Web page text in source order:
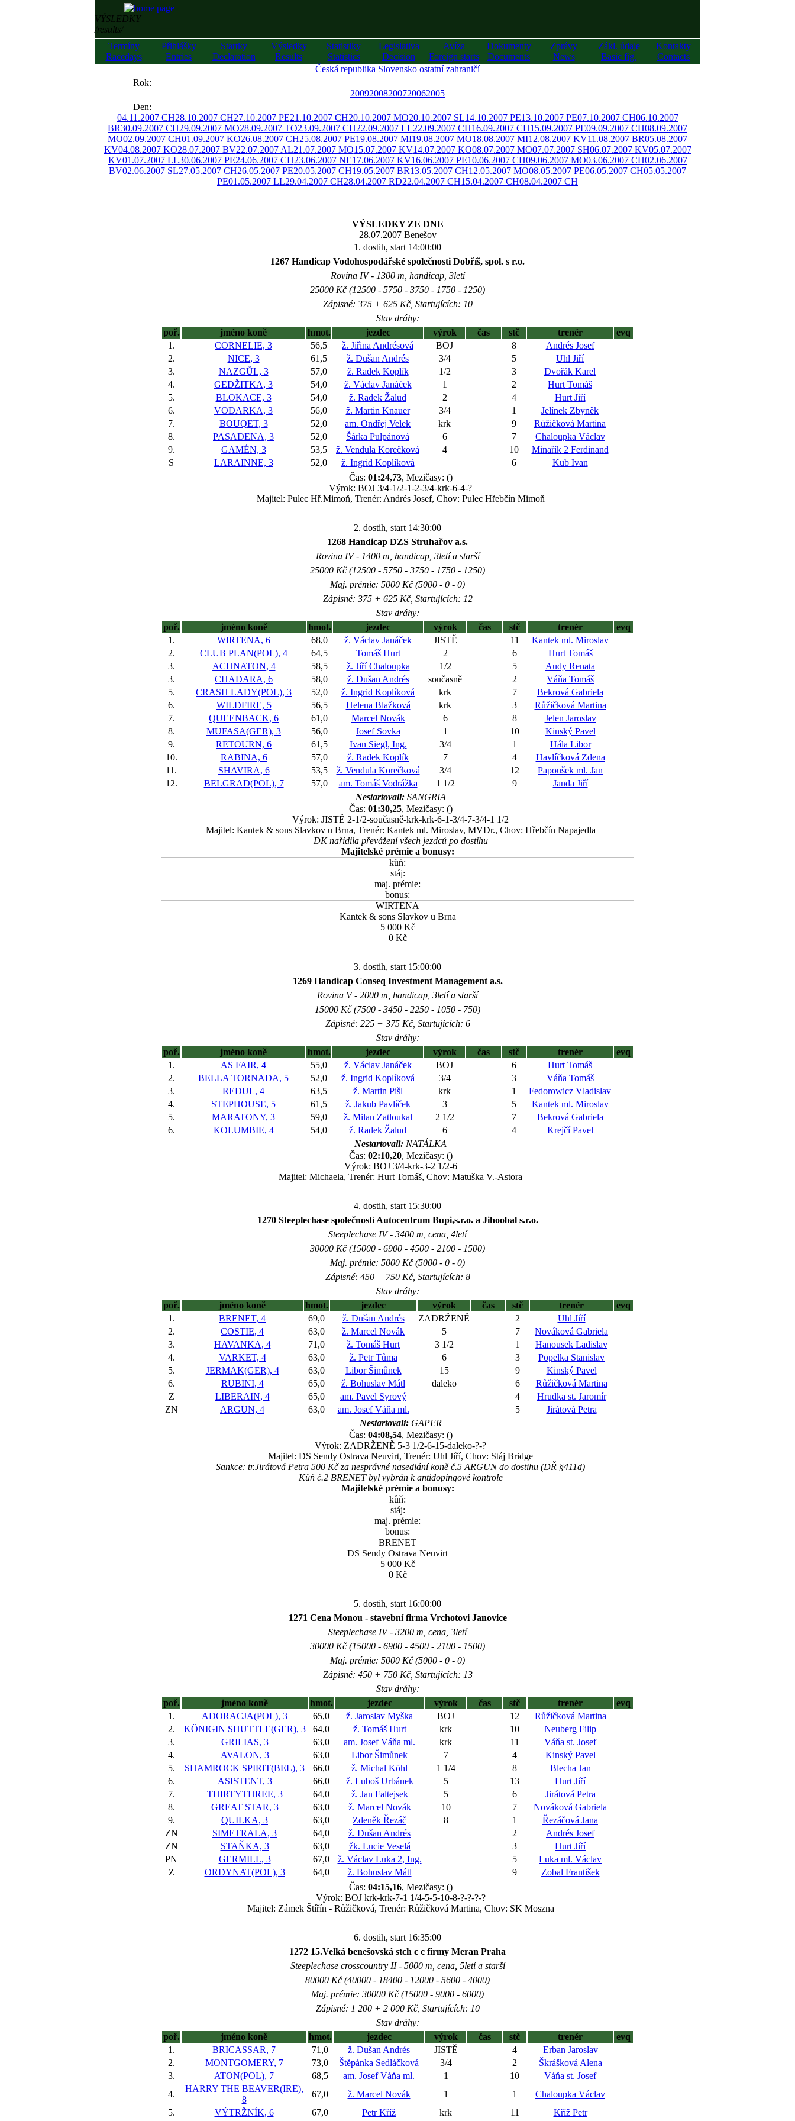
VÝSLEDKY
/results/
Termíny
Racedays
Přihlášky
Entries
Startky
Declaration
Výsledky
Results
Statistiky
Statistics
Legislativa
Decision
Avíza
Foreign starts
Dokumenty
Documents
Zprávy
News
Zákl. údaje
Basic fig.
Kontakty
Contacts
Česká republika Slovensko ostatní zahraničí
Rok:
20092008200720062005
Den:
04.11.2007 CH28.10.2007 CH27.10.2007 PE21.10.2007 CH20.10.2007 MO20.10.2007 SL14.10.2007 PE13.10.2007 PE07.10.2007 CH06.10.2007
BR30.09.2007 CH29.09.2007 MO28.09.2007 TO23.09.2007 CH22.09.2007 LL22.09.2007 CH16.09.2007 CH15.09.2007 PE09.09.2007 CH08.09.2007
MO02.09.2007 CH01.09.2007 KO26.08.2007 CH25.08.2007 PE19.08.2007 MI19.08.2007 MO18.08.2007 MI12.08.2007 KV11.08.2007 BR05.08.2007
KV04.08.2007 KO28.07.2007 BV22.07.2007 AL21.07.2007 MO15.07.2007 KV14.07.2007 KO08.07.2007 MO07.07.2007 SH06.07.2007 KV05.07.2007
KV01.07.2007 LL30.06.2007 PE24.06.2007 CH23.06.2007 NE17.06.2007 KV16.06.2007 PE10.06.2007 CH09.06.2007 MO03.06.2007 CH02.06.2007
BV02.06.2007 SL27.05.2007 CH26.05.2007 PE20.05.2007 CH19.05.2007 BR13.05.2007 CH12.05.2007 MO08.05.2007 PE06.05.2007 CH05.05.2007
PE01.05.2007 LL29.04.2007 CH28.04.2007 RD22.04.2007 CH15.04.2007 CH08.04.2007 CH
VÝSLEDKY ZE DNE
28.07.2007 Benešov
1. dostih, start 14:00:00
1267 Handicap Vodohospodářské společnosti Dobříš, spol. s r.o.
Rovina IV - 1300 m, handicap, 3letí
25000 Kč (12500 - 5750 - 3750 - 1750 - 1250)
Zápisné: 375 + 625 Kč, Startujících: 10
Stav dráhy:
poř.
jméno koně hmot. jezdec výrok čas stč trenér
evq
1.
CORNELIE, 3 56,5 ž. Jiřina Andrésová BOJ 8
Andrés Josef
2.
NICE, 3 61,5 ž. Dušan Andrés 3/4 5
Uhl Jiří
3.
NAZGŮL, 3 57,0 ž. Radek Koplík 1/2 3
Dvořák Karel
4.
GEDŽITKA, 3 54,0 ž. Václav Janáček 1 2
Hurt Tomáš
5.
BLOKACE, 3 54,0 ž. Radek Žalud 2 4
Hurt Jiří
6.
VODARKA, 3 56,0 ž. Martin Knauer 3/4 1
Jelínek Zbyněk
7.
BOUQET, 3 52,0 am. Ondřej Velek krk 9
Růžičková Martina
8.
PASADENA, 3 52,0 Šárka Pulpánová 6 7
Chaloupka Václav
9.
GAMÉN, 3 53,5 ž. Vendula Korečková 4 10
Minařík 2 Ferdinand
S
LARAINNE, 3 52,0 ž. Ingrid Koplíková 6
Kub Ivan
Čas: 01:24,73, Mezičasy: ()
Výrok: BOJ 3/4-1/2-1-2-3/4-krk-6-4-?
Majitel: Pulec Hř.Mimoň, Trenér: Andrés Josef, Chov: Pulec Hřebčín Mimoň
2. dostih, start 14:30:00
1268 Handicap DZS Struhařov a.s.
Rovina IV - 1400 m, handicap, 3letí a starší
25000 Kč (12500 - 5750 - 3750 - 1750 - 1250)
Maj. prémie: 5000 Kč (5000 - 0 - 0)
Zápisné: 375 + 625 Kč, Startujících: 12
Stav dráhy:
poř.
jméno koně hmot. jezdec výrok čas stč trenér
evq
1.
WIRTENA, 6 68,0 ž. Václav Janáček JISTĚ 11
Kantek ml. Miroslav
2.
CLUB PLAN(POL), 4 64,5 Tomáš Hurt 2 6
Hurt Tomáš
3.
ACHNATON, 4 58,5 ž. Jiří Chaloupka 1/2 5
Audy Renata
3.
CHADARA, 6 58,0 ž. Dušan Andrés současně 2
Váňa Tomáš
5.
CRASH LADY(POL), 3 52,0 ž. Ingrid Koplíková krk 7
Bekrová Gabriela
6.
WILDFIRE, 5 56,5 Helena Blažková krk 3
Růžičková Martina
7.
QUEENBACK, 6 61,0 Marcel Novák 6 8
Jelen Jaroslav
8.
MUFASA(GER), 3 56,0 Josef Sovka 1 10
Kinský Pavel
9.
RETOURN, 6 61,5 Ivan Siegl, Ing. 3/4 1
Hála Libor
10.
RABINA, 6 57,0 ž. Radek Koplík 7 4
Havlíčková Zdena
11.
SHAVIRA, 6 53,5 ž. Vendula Korečková 3/4 12
Papoušek ml. Jan
12.
BELGRAD(POL), 7 57,0 am. Tomáš Vodrážka 1 1/2 9
Janda Jiří
Nestartovali:SANGRIA
Čas: 01:30,25, Mezičasy: ()
Výrok: JISTĚ 2-1/2-současně-krk-krk-6-1-3/4-7-3/4-1 1/2
Majitel: Kantek & sons Slavkov u Brna, Trenér: Kantek ml. Miroslav, MVDr., Chov: Hřebčín Napajedla
DK nařídila převážení všech jezdců po dostihu
Majitelské prémie a bonusy:
kůň:
stáj:
maj. prémie:
bonus:
WIRTENA
Kantek & sons Slavkov u Brna
5 000 Kč
0 Kč
3. dostih, start 15:00:00
1269 Handicap Conseq Investment Management a.s.
Rovina V - 2000 m, handicap, 3letí a starší
15000 Kč (7500 - 3450 - 2250 - 1050 - 750)
Zápisné: 225 + 375 Kč, Startujících: 6
Stav dráhy:
poř.
jméno koně hmot. jezdec výrok čas stč trenér
evq
1.
AS FAIR, 4 55,0 ž. Václav Janáček BOJ 6
Hurt Tomáš
2.
BELLA TORNADA, 5 52,0 ž. Ingrid Koplíková 3/4 3
Váňa Tomáš
3.
REDUL, 4 63,5 ž. Martin Pišl krk 1
Fedorowicz Vladislav
4.
STEPHOUSE, 5 61,5 ž. Jakub Pavlíček 3 5
Kantek ml. Miroslav
5.
MARATONY, 3 59,0 ž. Milan Zatloukal 2 1/2 7
Bekrová Gabriela
6.
KOLUMBIE, 4 54,0 ž. Radek Žalud 6 4
Krejčí Pavel
Nestartovali: NATÁLKA
Čas: 02:10,20, Mezičasy: ()
Výrok: BOJ 3/4-krk-3-2 1/2-6
Majitel: Michaela, Trenér: Hurt Tomáš, Chov: Matuška V.-Astora
4. dostih, start 15:30:00
1270 Steeplechase společností Autocentrum Bupi,s.r.o. a Jihoobal s.r.o.
Steeplechase IV - 3400 m, cena, 4letí
30000 Kč (15000 - 6900 - 4500 - 2100 - 1500)
Maj. prémie: 5000 Kč (5000 - 0 - 0)
Zápisné: 450 + 750 Kč, Startujících: 8
Stav dráhy:
poř.
jméno koně hmot. jezdec výrok čas stč trenér
evq
1.
BRENET, 4 69,0 ž. Dušan Andrés ZADRŽENĚ 2
Uhl Jiří
2.
COSTIE, 4 63,0 ž. Marcel Novák 5 7
Nováková Gabriela
3.
HAVANKA, 4 71,0 ž. Tomáš Hurt 3 1/2 1
Hanousek Ladislav
4.
VARKET, 4 63,0 ž. Petr Tůma 6 3
Popelka Stanislav
5.
JERMAK(GER), 4 63,0 Libor Šimůnek 15 9
Kinský Pavel
6.
RUBINI, 4 65,0 ž. Bohuslav Mátl daleko 6
Růžičková Martina
Z
LIBERAIN, 4 65,0 am. Pavel Syrový 4
Hrudka st. Jaromír
ZN
ARGUN, 4 63,0 am. Josef Váňa ml. 5
Jirátová Petra
Nestartovali:GAPER
Čas: 04:08,54, Mezičasy: ()
Výrok: ZADRŽENĚ 5-3 1/2-6-15-daleko-?-?
Majitel: DS Sendy Ostrava Neuvirt, Trenér: Uhl Jiří, Chov: Stáj Bridge
Sankce: tr.Jirátová Petra 500 Kč za nesprávné nasedlání koně č.5 ARGUN do dostihu (DŘ §411d)
Kůň č.2 BRENET byl vybrán k antidopingové kontrole
Majitelské prémie a bonusy:
kůň:
stáj:
maj. prémie:
bonus:
BRENET
DS Sendy Ostrava Neuvirt
5 000 Kč
0 Kč
5. dostih, start 16:00:00
1271 Cena Monou - stavební firma Vrchotovi Janovice
Steeplechase IV - 3200 m, cena, 3letí
30000 Kč (15000 - 6900 - 4500 - 2100 - 1500)
Maj. prémie: 5000 Kč (5000 - 0 - 0)
Zápisné: 450 + 750 Kč, Startujících: 13
Stav dráhy:
poř.
jméno koně hmot. jezdec výrok čas stč trenér
evq
1.
ADORACJA(POL), 3 65,0 ž. Jaroslav Myška BOJ 12
Růžičková Martina
2.
KÖNIGIN SHUTTLE(GER), 3 64,0 ž. Tomáš Hurt krk 10
Neuberg Filip
3.
GRILIAS, 3 63,0 am. Josef Váňa ml. krk 11
Váňa st. Josef
4.
AVALON, 3 63,0 Libor Šimůnek 7 4
Kinský Pavel
5.
SHAMROCK SPIRIT(BEL), 3 66,0 ž. Michal Köhl 1 1/4 8
Blecha Jan
6.
ASISTENT, 3 66,0 ž. Luboš Urbánek 5 13
Hurt Jiří
7.
THIRTYTHREE, 3 64,0 ž. Jan Faltejsek 5 6
Jirátová Petra
8.
GREAT STAR, 3 63,0 ž. Marcel Novák 10 7
Nováková Gabriela
9.
QUILKA, 3 63,0 Zdeněk Řezáč 8 1
Řezáčová Jana
ZN
SIMETRALA, 3 64,0 ž. Dušan Andrés 2
Andrés Josef
ZN
STAŇKA, 3 63,0 žk. Lucie Veselá 3
Hurt Jiří
PN
GERMILL, 3 67,0 ž. Václav Luka 2, Ing. 5
Luka ml. Václav
Z
ORDYNAT(POL), 3 64,0 ž. Bohuslav Mátl 9
Zobal František
Čas: 04:15,16, Mezičasy: ()
Výrok: BOJ krk-krk-7-1 1/4-5-5-10-8-?-?-?-?
Majitel: Zámek Štířín - Růžičková, Trenér: Růžičková Martina, Chov: SK Moszna
6. dostih, start 16:35:00
1272 15.Velká benešovská stch c c firmy Meran Praha
Steeplechase crosscountry II - 5000 m, cena, 5letí a starší
80000 Kč (40000 - 18400 - 12000 - 5600 - 4000)
Maj. prémie: 30000 Kč (15000 - 9000 - 6000)
Zápisné: 1 200 + 2 000 Kč, Startujících: 10
Stav dráhy:
poř.
jméno koně hmot. jezdec výrok čas stč trenér
evq
1.
BRICASSAR, 7 71,0 ž. Dušan Andrés JISTĚ 4
Erban Jaroslav
2.
MONTGOMERY, 7 73,0 Štěpánka Sedláčková 3/4 2
Škrášková Alena
3.
ATON(POL), 7 68,5 am. Josef Váňa ml. 1 10
Váňa st. Josef
4.
HARRY THE BEAVER(IRE),
8
67,0 ž. Marcel Novák 1 1
Chaloupka Václav
5.
VÝTRŽNÍK, 6 67,0 Petr Kříž krk 11
Kříž Petr